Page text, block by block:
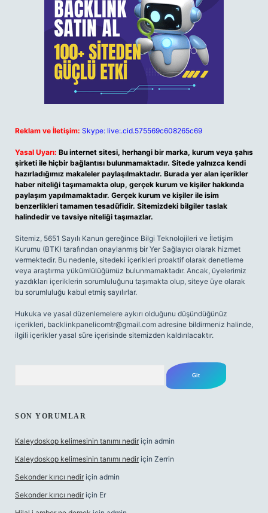
Reklam ve İletişim: Skype: live:.cid.575569c608265c69
Yasal Uyarı: Bu internet sitesi, herhangi bir marka, kurum veya şahıs
şirketi ile hiçbir bağlantısı bulunmamaktadır. Sitede yalnızca kendi
hazırladığımız makaleler paylaşılmaktadır. Burada yer alan içerikler
haber niteliği taşımamakta olup, gerçek kurum ve kişiler hakkında
paylaşım yapılmamaktadır. Gerçek kurum ve kişiler ile isim
benzerlikleri tamamen tesadüfidir. Sitemizdeki bilgiler taslak
halindedir ve tavsiye niteliği taşımazlar.
Sitemiz, 5651 Sayılı Kanun gereğince Bilgi Teknolojileri ve İletişim
Kurumu (BTK) tarafından onaylanmış bir Yer Sağlayıcı olarak hizmet
vermektedir. Bu nedenle, sitedeki içerikleri proaktif olarak denetleme
veya araştırma yükümlülüğümüz bulunmamaktadır. Ancak, üyelerimiz
yazdıkları içeriklerin sorumluluğunu taşımakta olup, siteye üye olarak
bu sorumluluğu kabul etmiş sayılırlar.
Hukuka ve yasal düzenlemelere aykırı olduğunu düşündüğünüz
içerikleri, backlinkpanelicomtr@gmail.com adresine bildirmeniz halinde,
ilgili içerikler yasal süre içerisinde sitemizden kaldırılacaktır.
SON YORUMLAR
Kaleydoskop kelimesinin tanımı nedir için admin
Kaleydoskop kelimesinin tanımı nedir için Zerrin
Sekonder kırıcı nedir için admin
Sekonder kırıcı nedir için Er